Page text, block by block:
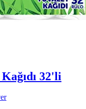
32'li